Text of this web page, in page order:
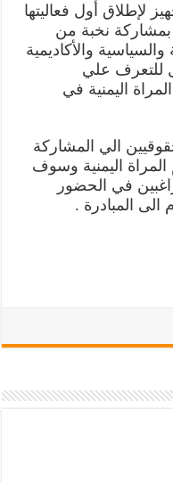
لإطلاق أول فعاليتها
التى سوف تقام في 11/11/2020 بمشاركة نخبة من
والأكاديمية
للتعرف علي
اليمنية في
الي المشاركة
اليمنية وسوف
في الحضور
المبادرة .